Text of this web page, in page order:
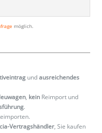
möglich.
undausreichendes
, kein Reimport und
.
Vertragshändler, Sie kaufen